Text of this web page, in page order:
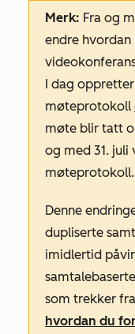
Merk: Fra og
endre
I dag
møteprotokoll
møte blir tatt
og med 31. juli
møteprotokoll.
Denne
dupliserte
imidlertid
som trekker
hvordan du